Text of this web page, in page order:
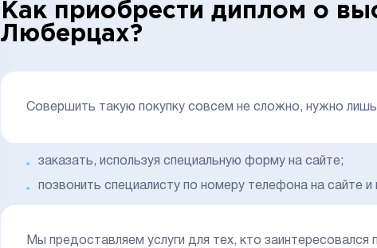
Как приобрести диплом о
Люберцах?
Совершить такую покупку совсем не сложно, нужно
заказать, используя специальную форму на сайте;
позвонить специалисту по номеру телефона на сайте
Мы предоставляем услуги для тех, кто